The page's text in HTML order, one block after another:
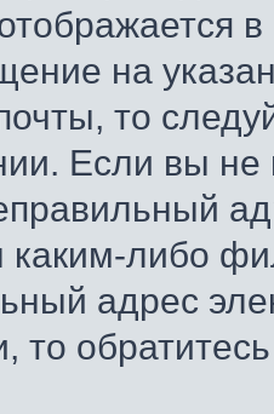
на
то
Если вы
каким-либо
адрес
то